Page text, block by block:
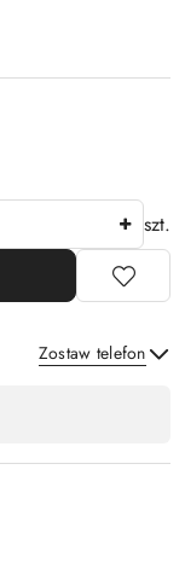
szt.
Zostaw telefon